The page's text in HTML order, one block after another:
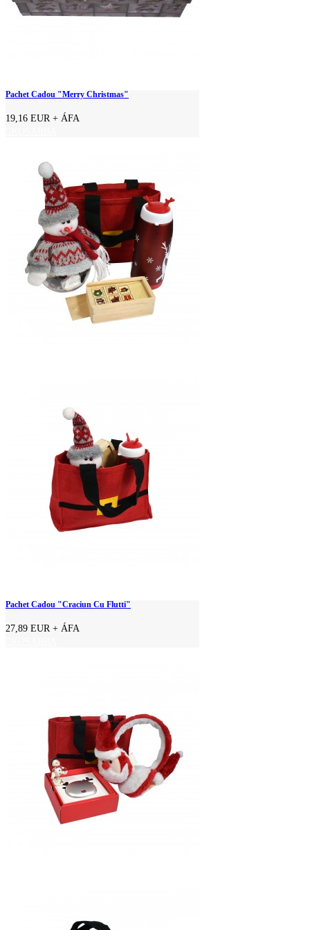
Pachet Cadou "Merry Christmas"
19,16 EUR + ÁFA
Pachet Cadou "Craciun Cu Flutti"
27,89 EUR + ÁFA